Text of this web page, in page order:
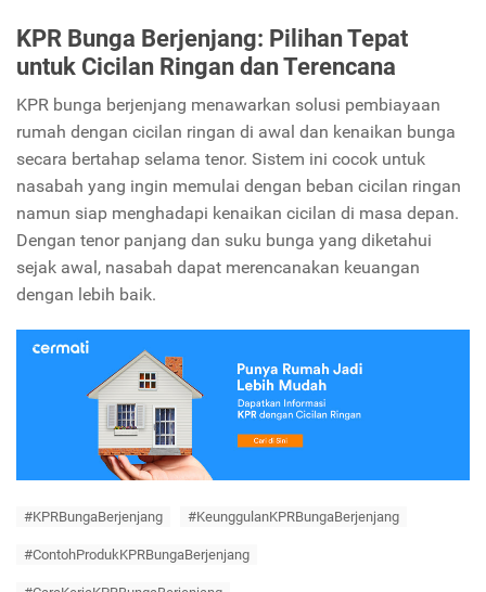
KPR Bunga Berjenjang: Pilihan Tepat
untuk Cicilan Ringan dan Terencana
KPR bunga berjenjang menawarkan solusi pembiayaan
rumah dengan cicilan ringan di awal dan kenaikan bunga
secara bertahap selama tenor. Sistem ini cocok untuk
nasabah yang ingin memulai dengan beban cicilan ringan
namun siap menghadapi kenaikan cicilan di masa depan.
Dengan tenor panjang dan suku bunga yang diketahui
sejak awal, nasabah dapat merencanakan keuangan
dengan lebih baik.
#KPRBungaBerjenjang #KeunggulanKPRBungaBerjenjang
#ContohProdukKPRBungaBerjenjang